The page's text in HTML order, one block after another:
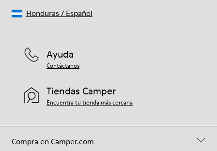
Compra en Camper.com
Ayuda
Contáctanos
Tiendas Camper
Encuentra tu tienda más cercana
Honduras/ Español